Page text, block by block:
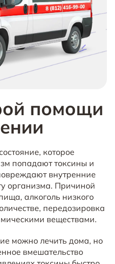
помощи
которое
попадают токсины и
внутренние
организма. Причиной
алкоголь низкого
передозировка
веществами.
можно лечить дома, но
вмешательство